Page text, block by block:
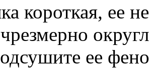
короткая, ее
ее